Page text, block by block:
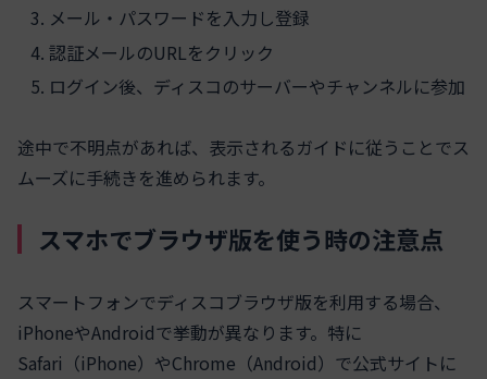
メール・パスワードを入力し登録
認証メールのURLをクリック
ログイン後、ディスコのサーバーやチャンネルに参加
途中で不明点があれば、表示されるガイドに従うことでス
ムーズに手続きを進められます。
スマホでブラウザ版を使う時の注意点
スマートフォンでディスコブラウザ版を利用する場合、
iPhoneやAndroidで挙動が異なります。特に
Safari（iPhone）やChrome（Android）で公式サイトに